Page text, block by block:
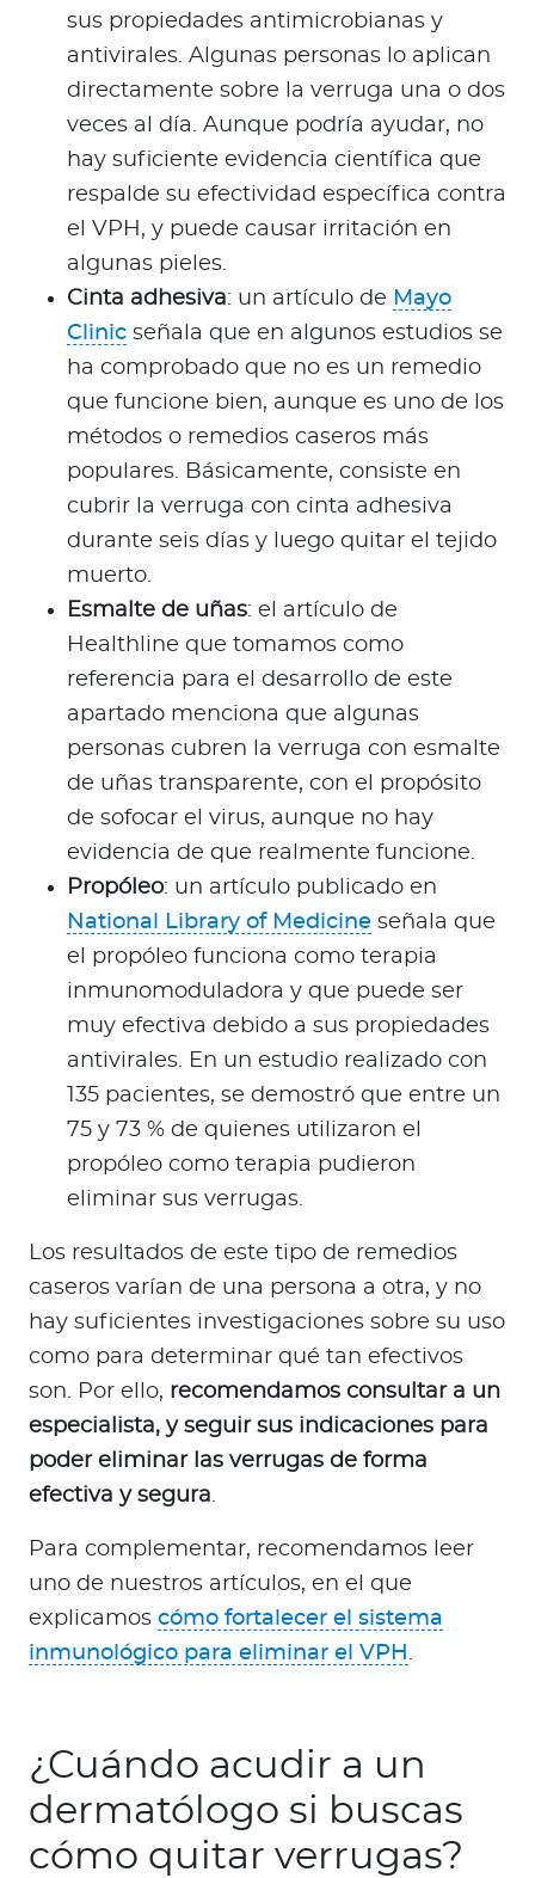
sus propiedades antimicrobianas y
antivirales. Algunas personas lo aplican
directamente sobre la verruga una o dos
veces al día. Aunque podría ayudar, no
hay suficiente evidencia científica que
respalde su efectividad específica contra
el VPH, y puede causar irritación en
algunas pieles.
Cinta adhesiva: un artículo de Mayo
Clinic señala que en algunos estudios se
ha comprobado que no es un remedio
que funcione bien, aunque es uno de los
métodos o remedios caseros más
populares. Básicamente, consiste en
cubrir la verruga con cinta adhesiva
durante seis días y luego quitar el tejido
muerto.
Esmalte de uñas: el artículo de
Healthline que tomamos como
referencia para el desarrollo de este
apartado menciona que algunas
personas cubren la verruga con esmalte
de uñas transparente, con el propósito
de sofocar el virus, aunque no hay
evidencia de que realmente funcione.
Propóleo: un artículo publicado en
National Library of Medicine señala que
el propóleo funciona como terapia
inmunomoduladora y que puede ser
muy efectiva debido a sus propiedades
antivirales. En un estudio realizado con
135 pacientes, se demostró que entre un
75 y 73 % de quienes utilizaron el
propóleo como terapia pudieron
eliminar sus verrugas.
Los resultados de este tipo de remedios
caseros varían de una persona a otra, y no
hay suficientes investigaciones sobre su uso
como para determinar qué tan efectivos
son. Por ello, recomendamos consultar a un
especialista, y seguir sus indicaciones para
poder eliminar las verrugas de forma
efectiva y segura.
Para complementar, recomendamos leer
uno de nuestros artículos, en el que
explicamos cómo fortalecer el sistema
inmunológico para eliminar el VPH .
¿Cuándo acudir a un
dermatólogo si buscas
cómo quitar verrugas?